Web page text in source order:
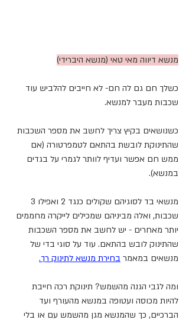
מנשא דיווה מאי טאי (מנשא היברידי)
כשלך חם גם לה חם- לא חייבים להלביש עוד
שכבות מעבר למנשא.
כשנושאים בקיץ צריך לחשב את מספר השכבות
שהתינוקת לובשת בהתאם לטמפרטורה (אם
ממש חם אפשר ועדיף לוותר לגמרי על בגדים
במנשא).
שכבות, ואלה מביניהם שמכילים לייקרה מחממים
יותר מאחרים - יש לחשב את מספר השכבות
שהתינוק לובש בהתאם. עוד על סוגי בדי של
מנשאים במאמר בחירת מנשא לתינוק רך.
ומה לגבי הגנה מהשמש? תינוקת רכה חייבת
להיות מכוסה ועטופה במנשא מהעורף ועד
הברכיים, כך שהמנשא מגן מהשמש עם או בלי